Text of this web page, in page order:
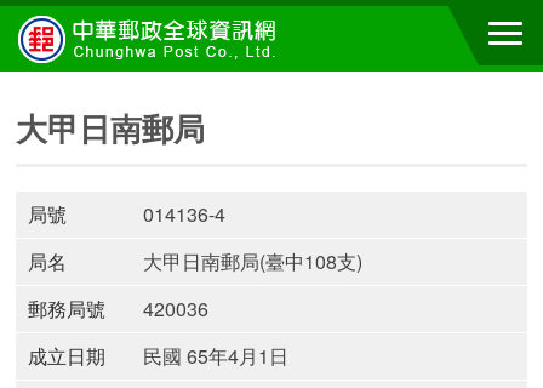
大甲日南郵局
局號
014136-4
局名
大甲日南郵局(臺中108支)
郵務局號
420036
成立日期
民國 65年4月1日